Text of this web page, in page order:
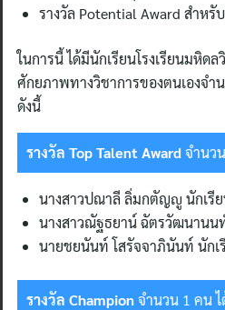
รางวัล Potential Award สำหรั
ในการนี้ ได้มีนักเรียนโรงเรียนมหิ
ศักยภาพทางวิชาการของตนเองจำ
ดังนี้
รางวัล Top Talent Award จำนว
นางสาวปณาลี ลิ่มกตัญญู นักเรี
นางสาวณัฐธยาน์ ฉัตรวัฒนานน
นายชยนันท์ โสรัจจาภินันท์ นัก
รางวัล Championจำนวน 1 คน ไ